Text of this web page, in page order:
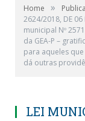
Home »
2624/2018, DE 06
municipal Nº
da GEA-P –
para aqueles
dá outras
LEI